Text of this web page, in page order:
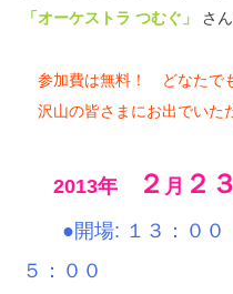
「オーケストラ つむぐ」
さ
参加費は無料！ どなたで
沢山の皆さまにお出でいた
2013年 ２ 月 ２３
●開場: １３：００
５：００